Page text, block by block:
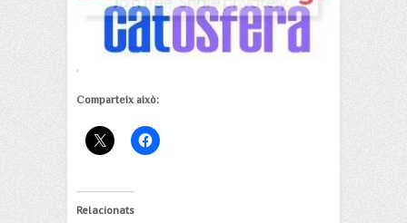
.
Comparteix això:
Relacionats